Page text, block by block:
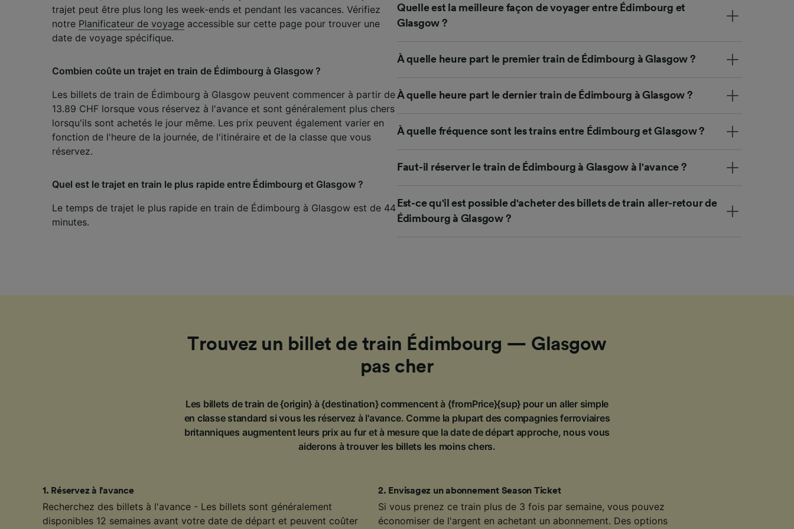
trajet peut être plus long les week-ends et pendant les vacances. Vérifiez
notre Planificateur de voyage accessible sur cette page pour trouver une
date de voyage spécifique.
Combien coûte un trajet en train de Édimbourg à Glasgow ?
Les billets de train de Édimbourg à Glasgow peuvent commencer à partir de
13.89 CHF lorsque vous réservez à l'avance et sont généralement plus chers
lorsqu'ils sont achetés le jour même. Les prix peuvent également varier en
fonction de l'heure de la journée, de l'itinéraire et de la classe que vous
réservez.
Quel est le trajet en train le plus rapide entre Édimbourg et Glasgow ?
Le temps de trajet le plus rapide en train de Édimbourg à Glasgow est de 44
minutes.
Quelle est la meilleure façon de voyager entre Édimbourg et
Glasgow ?
À quelle heure part le premier train de Édimbourg à Glasgow ?
À quelle heure part le dernier train de Édimbourg à Glasgow ?
À quelle fréquence sont les trains entre Édimbourg et Glasgow ?
Faut-il réserver le train de Édimbourg à Glasgow à l'avance ?
Est-ce qu'il est possible d'acheter des billets de train aller-retour de
Édimbourg à Glasgow ?
Trouvez un billet de train Édimbourg — Glasgow
pas cher
Les billets de train de {origin} à {destination} commencent à {fromPrice}{sup} pour un aller simple
en classe standard si vous les réservez à l'avance. Comme la plupart des compagnies ferroviaires
britanniques augmentent leurs prix au fur et à mesure que la date de départ approche, nous vous
aiderons à trouver les billets les moins chers.
1 . Réservez à l'avance
Recherchez des billets à l'avance - Les billets sont généralement
disponibles 12 semaines avant votre date de départ et peuvent coûter
2. Envisagez un abonnement Season Ticket
Si vous prenez ce train plus de 3 fois par semaine, vous pouvez
économiser de l'argent en achetant un abonnement. Des options
développement de services.